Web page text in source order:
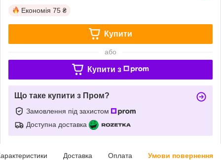
Економія 75 ₴
Купити
або
Купити з
Що таке купити з Пром?
Замовлення під захистом
Доступна доставка
Доставка Оплата Умови повернення